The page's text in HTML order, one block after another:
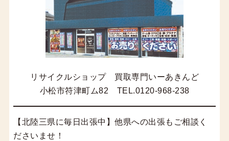
リサイクルショップ 買取専門いーあきんど
小松市符津町ム82 TEL.0120-968-238
【北陸三県に毎日出張中】他県への出張もご相談く
ださいませ！